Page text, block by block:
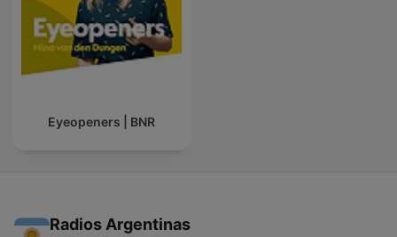
Eyeopeners | BNR
Radios Argentinas